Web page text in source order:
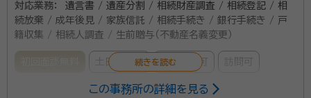
対応業務：
遺言書 / 遺産分割 / 相続財産調査 / 相続登記 / 相
続放棄 / 成年後見 / 家族信託 / 相続手続き / 銀行手続き / 戸
籍収集 / 相続人調査 / 生前贈与（不動産名義変更）
土日相談可 電話相談可 訪問可
この事務所の詳細を見る